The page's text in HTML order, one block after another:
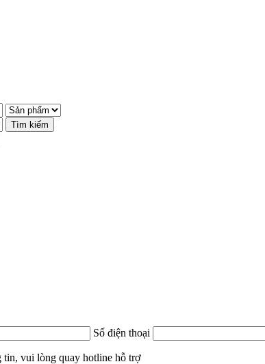
Tìm kiếm
Số điện thoại
tin, vui lòng quay hotline hỗ trợ